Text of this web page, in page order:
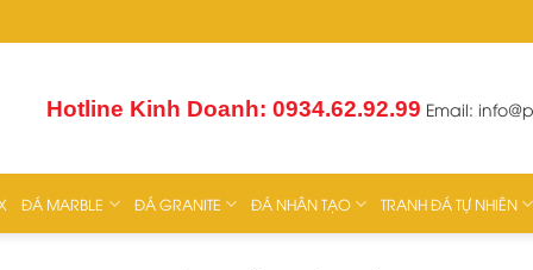
Hotline Kinh Doanh: 0934.62.92.99 Email:
ĐÁ MARBLE ĐÁ GRANITE ĐÁ NHÂN TẠO TRANH ĐÁ TỰ NHIÊN